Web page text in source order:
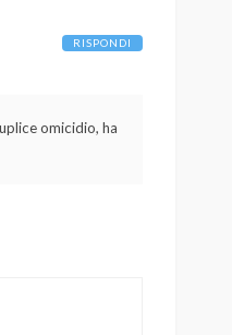
omicidio, ha
RISPONDI